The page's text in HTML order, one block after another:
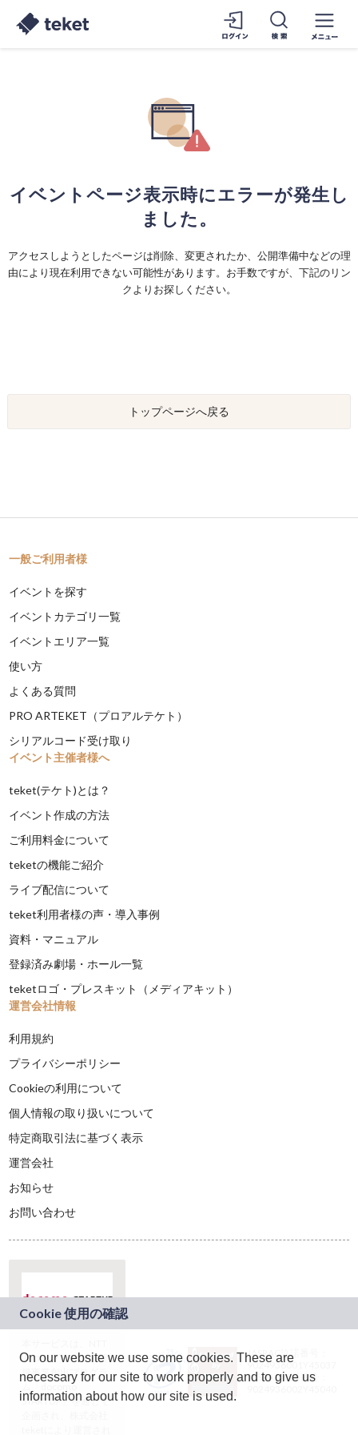
イベントページ表示時にエラーが発生し
ました。
アクセスしようとしたページは削除、変更されたか、公開準備中などの理
由により現在利用できない可能性があります。お手数ですが、下記のリン
クよりお探しください。
トップページへ戻る
一般ご利用者様
イベントを探す
イベントカテゴリ一覧
イベントエリア一覧
使い方
よくある質問
PRO ARTEKET（プロアルテケト）
シリアルコード受け取り
イベント主催者様へ
teket(テケト)とは？
イベント作成の方法
ご利用料金について
teketの機能ご紹介
ライブ配信について
teket利用者様の声・導入事例
資料・マニュアル
登録済み劇場・ホール一覧
teketロゴ・プレスキット（メディアキット）
運営会社情報
利用規約
プライバシーポリシー
Cookieの利用について
個人情報の取り扱いについて
特定商取引法に基づく表示
運営会社
お知らせ
お問い合わせ
ドコモグループの新
規事業創出プログラ
ム「docomo
STARTUP」を通じて
JASRAC許諾番号：
9024936001Y45037
JASRAC許諾番号：
On our website we use some cookies. These are
necessary for our site to work properly and to give us
information about how our site is used.